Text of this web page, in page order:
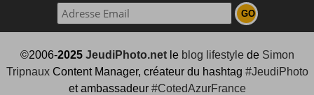
©2006-2025 JeudiPhoto.netle blog lifestylede Simon
TripnauxContent Manager, créateur du hashtag #JeudiPhoto
et ambassadeur #CotedAzurFrance